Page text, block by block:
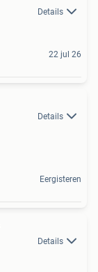
Details
22 jul 26
Details
Eergisteren
Details